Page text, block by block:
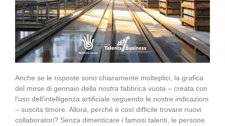
Anche se le risposte sono chiaramente molteplici, la grafica
del mese di gennaio della nostra fabbrica vuota – creata con
l’uso dell’intelligenza artificiale seguendo le nostre indicazioni
– suscita timore. Allora, perché è così difficile trovare nuovi
collaboratori? Senza dimenticare i famosi talenti, le persone